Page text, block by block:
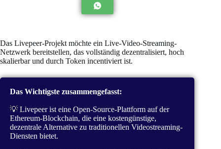
Das Livepeer-Projekt möchte ein Live-Video-Streaming-
Netzwerk bereitstellen, das vollständig dezentralisiert, hoch
skalierbar und durch Token incentiviert ist.
Das Wichtigste zusammengefasst:
💡 Livepeer ist eine Open-Source-Plattform auf der
Ethereum-Blockchain, die eine kostengünstige,
dezentrale Alternative zu traditionellen Videostreaming-
Diensten bietet.